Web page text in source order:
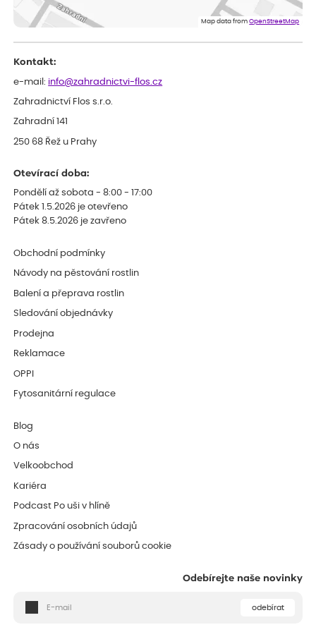
Doporučuji :). Spokojenost, stromky v pěkném stavu. Jediné, co
my chybělo, bylo komunikování nedostupného zboží před
Map data fromOpenStreetMap
Kontakt:
e-mail: info@zahradnictvi-flos.cz
Zahradnictví Flos s.r.o.
Zahradní 141
250 68 Řež u Prahy
Otevírací doba:
Pondělí až sobota - 8:00 - 17:00
Pátek 1.5.2026 je otevřeno
Pátek 8.5.2026 je zavřeno
Obchodní podmínky
Návody na pěstování rostlin
Balení a přeprava rostlin
Sledování objednávky
Prodejna
Reklamace
OPPI
Fytosanitární regulace
Blog
O nás
Velkoobchod
Kariéra
Podcast Po uši v hlíně
Zpracování osobních údajů
Zásady o používání souborů cookie
Odebírejte naše novinky
odebírat